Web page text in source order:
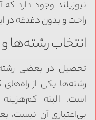
وجود دارد که
و بدون دغدغه در
رشته‌ها و
در بعضی رشته‌ها
یکی از راه‌های
البته کم‌هزینه
آن نیست،